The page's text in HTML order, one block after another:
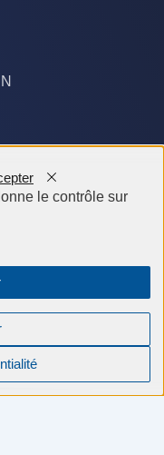
2026 -
BWA
le contrôle sur